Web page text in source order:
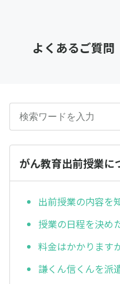
よくあるご質問
がん教育出前授業に
出前授業の内容を
授業の日程を決め
料金はかかります
謙くん信くんを派